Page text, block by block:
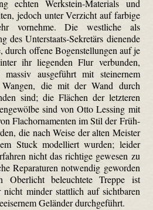
echten Werkstein-Materials und
jedoch unter Verzicht auf farbige
vornehme. Die westliche als
des Unterstaats-Sekretärs dienende
durch offene Bogenstellungen auf je
ihr liegenden Flur verbunden,
ausgeführt mit steinernem
Wangen, die mit der Wand durch
sind; die Flächen der letzteren
sind von Otto Lessing mit
Flachornamenten im Stil der Früh-
die nach Weise der alten Meister
Stuck modelliert wurden; leider
nicht das richtige gewesen zu
Reparaturen notwendig geworden
beleuchtete Treppe ist
nicht minder stattlich auf sichtbaren
Geländer durchgeführt.